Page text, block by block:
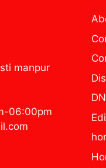
manpur
06:00pm